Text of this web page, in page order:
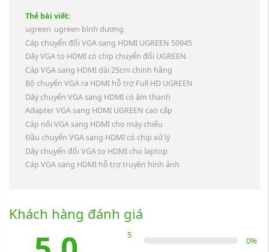
Thẻ bài viết:
ugreen ugreen bình dương
Cáp chuyển đổi VGA sang HDMI UGREEN 50945
Dây VGA to HDMI có chip chuyển đổi UGREEN
Cáp VGA sang HDMI dài 25cm chính hãng
Bộ chuyển VGA ra HDMI hỗ trợ Full HD UGREEN
Dây chuyển VGA sang HDMI có âm thanh
Adapter VGA sang HDMI UGREEN cao cấp
Cáp nối VGA sang HDMI cho máy chiếu
Đầu chuyển VGA sang HDMI có chip xử lý
Dây chuyển đổi VGA to HDMI cho laptop
Cáp VGA sang HDMI hỗ trợ truyền hình ảnh
Khách hàng đánh giá
5
0%